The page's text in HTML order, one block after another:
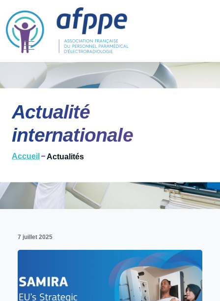
Actualité
internationale
Accueil Actualités
7 juillet 2025